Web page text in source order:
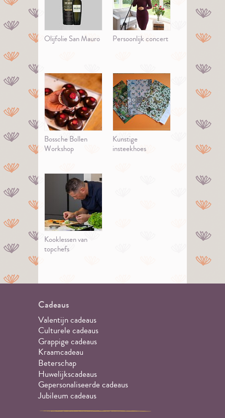
Olijfolie San Mauro Persoonlijk concert
Bossche Bollen
Workshop
Kunstige
insteekhoes
Kooklessen van
topchefs
Cadeaus
Valentijn cadeaus
Culturele cadeaus
Grappige cadeaus
Kraamcadeau
Beterschap
Huwelijkscadeaus
Gepersonaliseerde cadeaus
Jubileum cadeaus